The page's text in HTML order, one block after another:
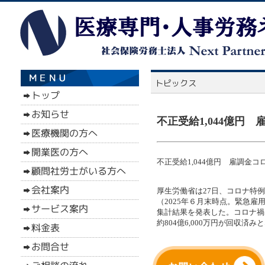
不正受給1,044億円
不正受給1,044億円 雇調金コ
厚生労働省は27日、コロナ特
（2025年６月末時点。緊急雇
集計結果を発表した。コロナ
約804億6,000万円が回収済み